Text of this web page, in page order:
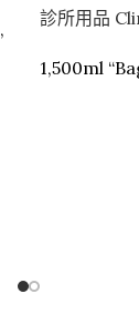
,
診所用品
1,500ml